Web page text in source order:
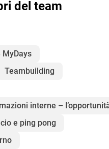
del team
MyDays
Teambuilding
interne –
e ping pong